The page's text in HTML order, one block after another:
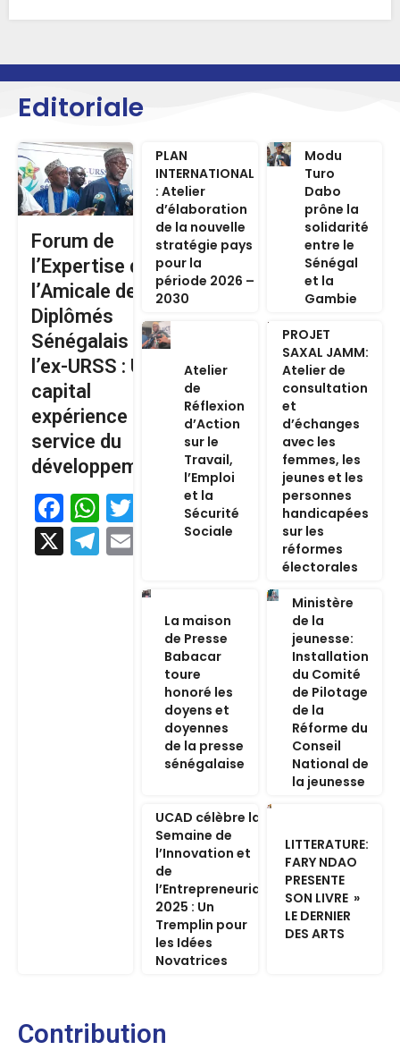
Editoriale
Forum de
l’Expertise de
l’Amicale des
Diplômés
Sénégalais de
l’ex-URSS : Un
capital
expérience au
service du
développement
Facebook
WhatsApp
Twitter
X
Telegram
Email
PLAN
INTERNATIONAL
: Atelier
d’élaboration
de la nouvelle
stratégie pays
pour la
période 2026 –
2030
Modu
Turo
Dabo
prône la
solidarité
entre le
Sénégal
et la
Gambie
Atelier
de
Réflexion
d’Action
sur le
Travail,
l’Emploi
et la
Sécurité
Sociale
PROJET
SAXAL JAMM:
Atelier de
consultation
et
d’échanges
avec les
femmes, les
jeunes et les
personnes
handicapées
sur les
réformes
électorales
La maison
de Presse
Babacar
toure
honoré les
doyens et
doyennes
de la presse
sénégalaise
Ministère
de la
jeunesse:
Installation
du Comité
de Pilotage
de la
Réforme du
Conseil
National de
la jeunesse
UCAD célèbre la
Semaine de
l’Innovation et
de
l’Entrepreneuriat
2025 : Un
Tremplin pour
les Idées
Novatrices
LITTERATURE:
FARY NDAO
PRESENTE
SON LIVRE »
LE DERNIER
DES ARTS
Contribution